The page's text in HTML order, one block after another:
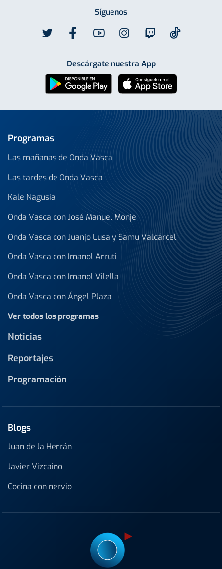
Síguenos
Descárgate nuestra App
Programas
Las mañanas de Onda Vasca
Las tardes de Onda Vasca
Kale Nagusia
Onda Vasca con José Manuel Monje
Onda Vasca con Juanjo Lusa y Samu Valcárcel
Onda Vasca con Imanol Arruti
Onda Vasca con Imanol Vilella
Onda Vasca con Ángel Plaza
Ver todos los programas
Noticias
Reportajes
Programación
Blogs
Juan de la Herrán
Javier Vizcaino
Cocina con nervio